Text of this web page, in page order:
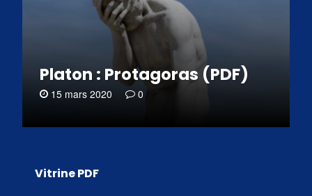
Platon : Protagoras (PDF)
15 mars 2020 0
Vitrine PDF